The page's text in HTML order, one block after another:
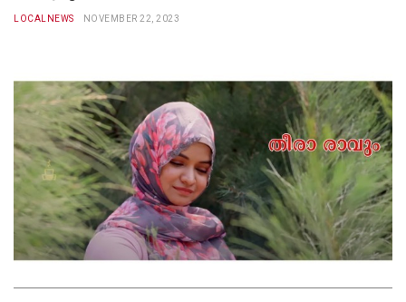
LOCALNEWS NOVEMBER 22, 2023